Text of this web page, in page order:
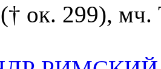
(† ок. 299), мч.